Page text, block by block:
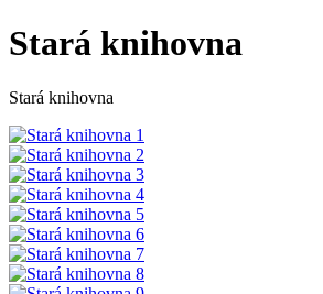
Stará knihovna
Stará knihovna